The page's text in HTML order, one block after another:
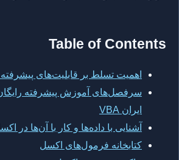
Table of Contents
اهمیت تسلط بر قابلیت‌های
سرفصل‌های آموزش پیشرفته
ایران VBA
آشنایی با داده‌ها و کار با آن‌ها در
کتابخانه فرمول‌های اکسل